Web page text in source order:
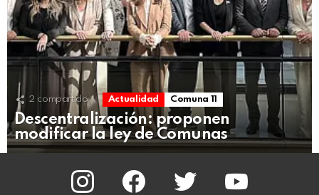
2 compartido Actualidad Comuna 11
Descentralización: proponen
modificar la ley de Comunas
instagram facebook twitter youtube